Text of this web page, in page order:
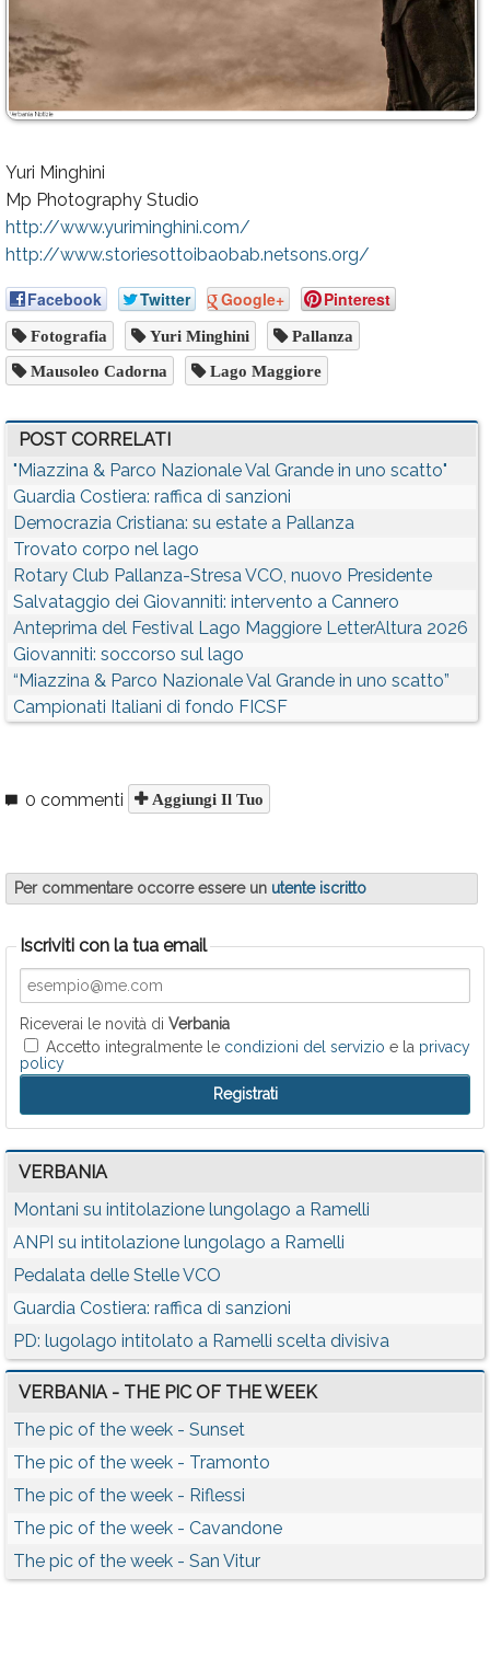
Yuri Minghini
Mp Photography Studio
http://www.yuriminghini.com/
http://www.storiesottoibaobab.netsons.org/
Facebook Twitter Google+ Pinterest
Fotografia Yuri Minghini Pallanza
Mausoleo Cadorna Lago Maggiore
POST CORRELATI
"Miazzina & Parco Nazionale Val Grande in uno scatto"
Guardia Costiera: raffica di sanzioni
Democrazia Cristiana: su estate a Pallanza
Trovato corpo nel lago
Rotary Club Pallanza-Stresa VCO, nuovo Presidente
Salvataggio dei Giovanniti: intervento a Cannero
Anteprima del Festival Lago Maggiore LetterAltura 2026
Giovanniti: soccorso sul lago
“Miazzina & Parco Nazionale Val Grande in uno scatto”
Campionati Italiani di fondo FICSF
0 commenti Aggiungi Il Tuo
Per commentare occorre essere un utente iscritto
Iscriviti con la tua email
Riceverai le novità di Verbania
Accetto integralmente le condizioni del servizio e la privacy
policy
VERBANIA
Montani su intitolazione lungolago a Ramelli
ANPI su intitolazione lungolago a Ramelli
Pedalata delle Stelle VCO
Guardia Costiera: raffica di sanzioni
PD: lugolago intitolato a Ramelli scelta divisiva
VERBANIA - THE PIC OF THE WEEK
The pic of the week - Sunset
The pic of the week - Tramonto
The pic of the week - Riflessi
The pic of the week - Cavandone
The pic of the week - San Vitur